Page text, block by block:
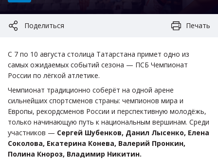
Поделиться Печать
С 7 по 10 августа столица Татарстана примет одно из
самых ожидаемых событий сезона — ПСБ Чемпионат
России по лёгкой атлетике.
Чемпионат традиционно соберёт на одной арене
сильнейших спортсменов страны: чемпионов мира и
Европы, рекордсменов России и перспективную молодёжь,
только начинающую путь к национальным вершинам. Среди
участников — Сергей Шубенков, Данил Лысенко, Елена
Соколова, Екатерина Конева, Валерий Пронкин,
Полина Кнороз, Владимир Никитин.